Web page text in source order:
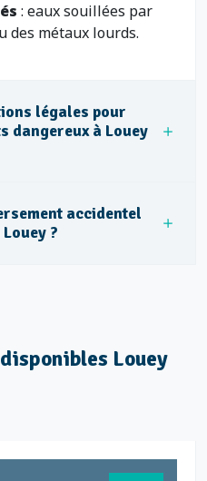
: eaux souillées par
des métaux lourds.
légales pour
dangereux à Louey
accidentel
?
Louey